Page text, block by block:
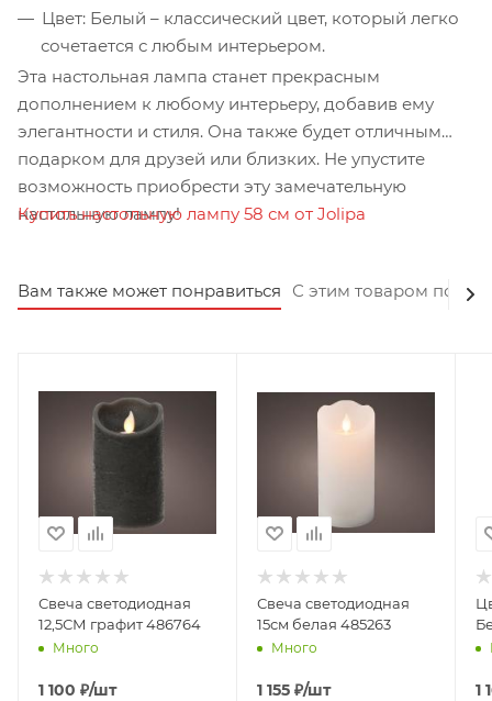
Цвет: Белый – классический цвет, который легко
сочетается с любым интерьером.
Эта настольная лампа станет прекрасным
дополнением к любому интерьеру, добавив ему
элегантности и стиля. Она также будет отличным
подарком для друзей или близких. Не упустите
возможность приобрести эту замечательную
настольную лампу!
Купить настольную лампу 58 см от Jolipa
Вам также может понравиться С этим товаром
Свеча светодиодная
12,5СМ графит 486764
Много
1 100 ₽/шт
Свеча светодиодная
15см белая 485263
Много
1 155 ₽/шт 1